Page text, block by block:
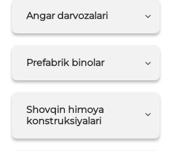
Angar darvozalari
Prefabrik binolar
Shovqin himoya
konstruksiyalari